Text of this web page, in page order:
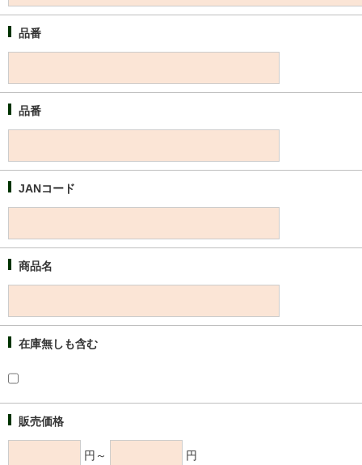
品番
品番
JANコード
商品名
在庫無しも含む
販売価格
円～ 円